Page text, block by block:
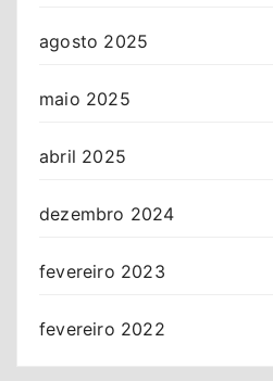
agosto 2025
maio 2025
abril 2025
dezembro 2024
fevereiro 2023
fevereiro 2022